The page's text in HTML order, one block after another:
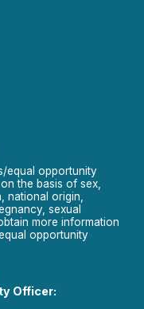
equal opportunity
the basis of sex,
national origin,
sexual
more information
opportunity
Officer: